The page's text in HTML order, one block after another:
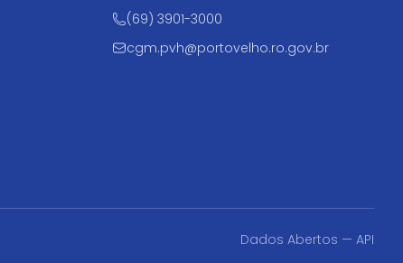
(69) 3901-3000
cgm.pvh@portovelho.ro.gov.br
Dados Abertos — API